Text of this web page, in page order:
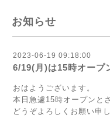
お知らせ
2023-06-19 09:18:00
6/19(月)は15時オープ
おはようございます。
本日急遽15時オープンと
どうぞよろしくお願い申